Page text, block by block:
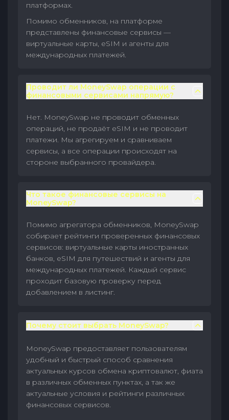
платформах.
Помимо обменников, на платформе
представлены финансовые сервисы —
виртуальные карты, eSIM и агенты для
международных платежей.
Проводит ли MoneySwap операции с
финансовыми сервисами напрямую?
Нет. MoneySwap не проводит обменных
операций, не продаёт eSIM и не проводит
платежи. Мы агрегируем и сравниваем
сервисы, а все операции происходят на
стороне выбранного провайдера.
Что такое финансовые сервисы на
MoneySwap?
Помимо агрегатора обменников, MoneySwap
собирает рейтинги проверенных финансовых
сервисов: виртуальные карты иностранных
банков, eSIM для путешествий и агенты для
международных платежей. Каждый сервис
проходит базовую проверку перед
добавлением в листинг.
Почему стоит выбрать MoneySwap?
MoneySwap предоставляет пользователям
удобный и быстрый способ сравнения
актуальных курсов обмена криптовалют, фиата
в различных обменных пунктах, а так же
актуальные условия и рейтинги различных
финансовых сервисов.